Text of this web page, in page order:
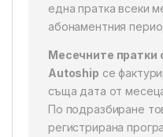
една пратка всеки
абонаментния
Месечните пратки
Autoship се
съща дата от
По подразбиране
регистрирана